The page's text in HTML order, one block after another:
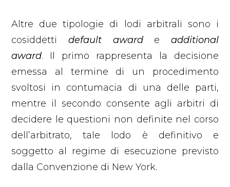
Altre due tipologie di lodi arbitrali sono i
cosiddetti default awarde additional
award. Il primo rappresenta la decisione
emessa al termine di un procedimento
svoltosi in contumacia di una delle parti,
mentre il secondo consente agli arbitri di
decidere le questioni non definite nel corso
dell’arbitrato, tale lodo è definitivo e
soggetto al regime di esecuzione previsto
dalla Convenzione di New York.